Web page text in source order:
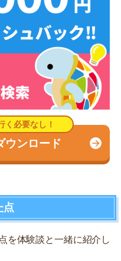
ウンロード
点
を体験談と一緒に紹介し